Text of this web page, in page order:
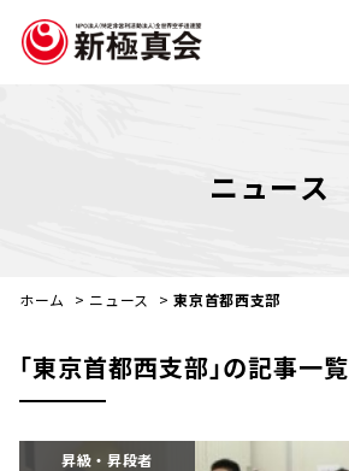
ニュース
ホーム > ニュース >東京首都西支部
｢東京首都西支部｣の記事一覧
昇級・昇段者